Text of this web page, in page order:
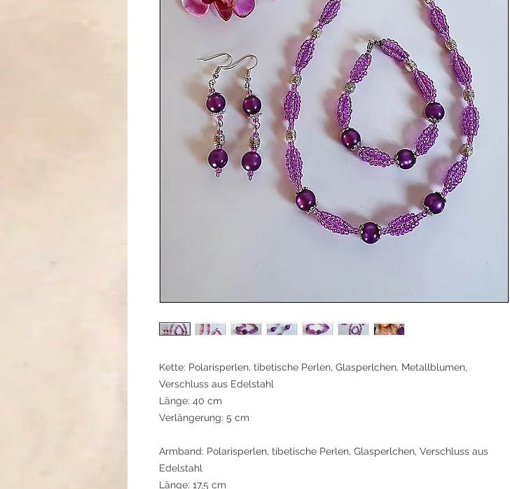
Kette: Polarisperlen, tibetische Perlen, Glasperlchen, Metallblumen,
Verschluss aus Edelstahl
Länge: 40 cm
Verlängerung: 5 cm
Armband: Polarisperlen, tibetische Perlen, Glasperlchen, Verschluss aus
Edelstahl
Länge: 17,5 cm